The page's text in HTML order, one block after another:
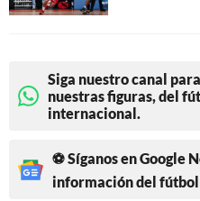
Siga nuestro canal
nuestras figuras, del
internacional.
⚽ Síganos en Google
información del